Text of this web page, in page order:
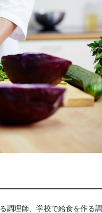
調理師、学校で給食を作る調